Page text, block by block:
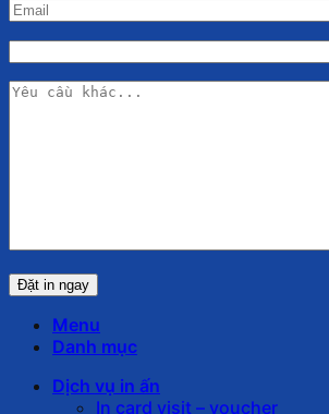
Menu
Danh mục
Dịch vụ in ấn
In card visit – voucher